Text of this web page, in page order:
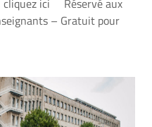
cliquez ici Réservé aux
– Gratuit pour